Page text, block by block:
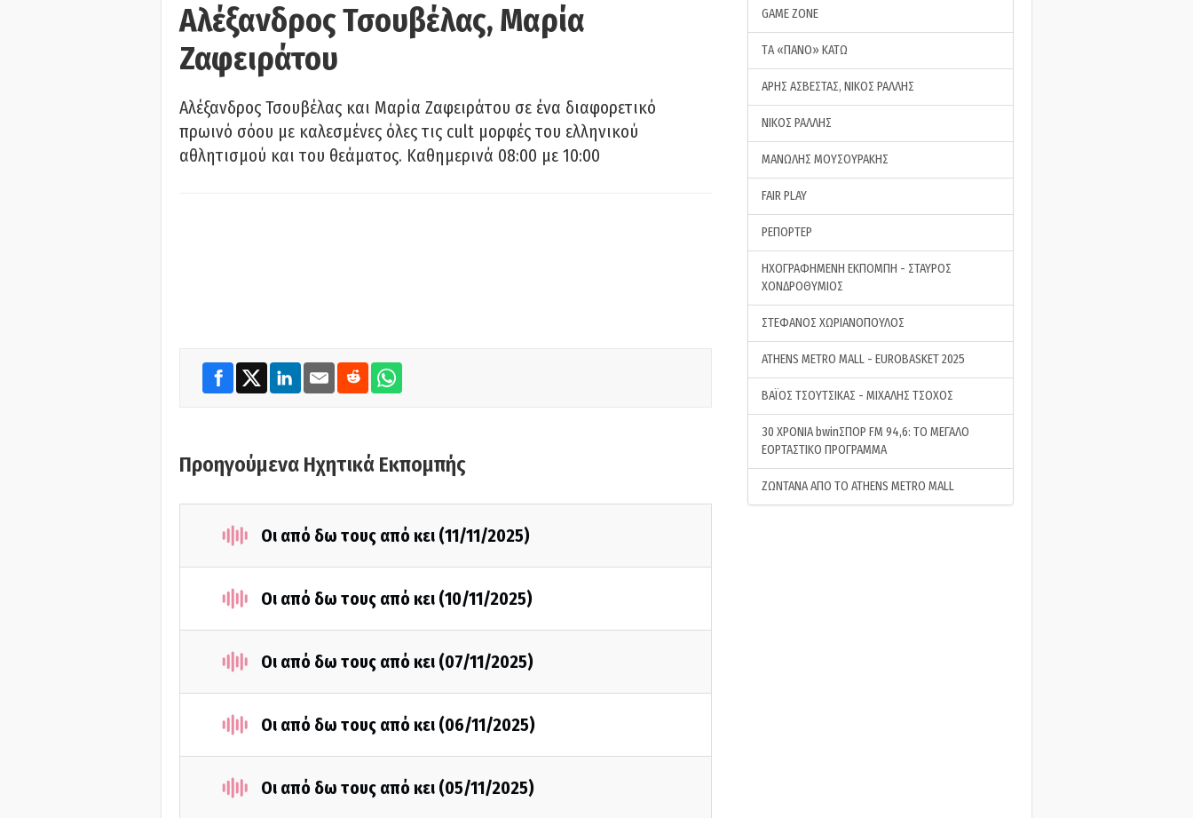
Αλέξανδρος Τσουβέλας, Μαρία
Ζαφειράτου
Αλέξανδρος Τσουβέλας και Μαρία Ζαφειράτου σε ένα διαφορετικό
πρωινό σόου με καλεσμένες όλες τις cult μορφές του ελληνικού
αθλητισμού και του θεάματος. Καθημερινά 08:00 με 10:00
Προηγούμενα Ηχητικά Εκπομπής
Οι από δω τους από κει (11/11/2025)
Οι από δω τους από κει (10/11/2025)
Οι από δω τους από κει (07/11/2025)
Οι από δω τους από κει (06/11/2025)
Οι από δω τους από κει (05/11/2025)
GAME ZONE
ΤA «ΠΑΝΟ» ΚΑΤΩ
ΑΡΗΣ ΑΣΒΕΣΤΑΣ, ΝΙΚΟΣ ΡΑΛΛΗΣ
ΝΙΚΟΣ ΡΑΛΛΗΣ
ΜΑΝΩΛΗΣ ΜΟΥΣΟΥΡΑΚΗΣ
FAIR PLAY
ΡΕΠΟΡΤΕΡ
ΗΧΟΓΡΑΦΗΜΕΝΗ ΕΚΠΟΜΠΗ - ΣΤΑΥΡΟΣ
ΧΟΝΔΡΟΘΥΜΙΟΣ
ΣΤΕΦΑΝΟΣ ΧΩΡΙΑΝΟΠΟΥΛΟΣ
ATHENS METRO MALL - EUROBASKET 2025
ΒΑΪΟΣ ΤΣΟΥΤΣΙΚΑΣ - ΜΙΧΑΛΗΣ ΤΣΟΧΟΣ
30 ΧΡΟΝΙΑ bwinΣΠΟΡ FM 94,6: ΤΟ ΜΕΓΑΛΟ
ΕΟΡΤΑΣΤΙΚΟ ΠΡΟΓΡΑΜΜΑ
ΖΩΝΤΑΝΑ ΑΠΟ ΤΟ ATHENS METRO MALL